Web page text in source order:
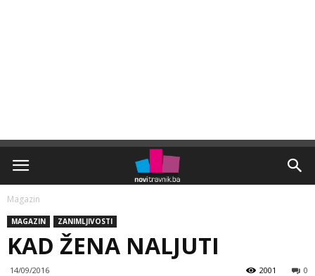
Magazin
MAGAZIN ZANIMLJIVOSTI
KAD ŽENA NALJUTI
14/09/2016 0
2001